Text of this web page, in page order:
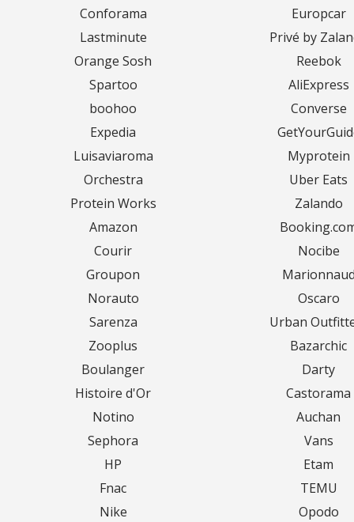
Conforama
Europcar
Lastminute
Privé by
Orange Sosh
Reebok
Spartoo
AliExpress
boohoo
Converse
Expedia
Luisaviaroma
Myprotein
Orchestra
Uber Eats
Protein Works
Zalando
Amazon
Courir
Nocibe
Groupon
Norauto
Oscaro
Sarenza
Urban
Zooplus
Bazarchic
Boulanger
Darty
Histoire d'Or
Castorama
Notino
Auchan
Sephora
Vans
HP
Etam
Fnac
TEMU
Nike
Opodo